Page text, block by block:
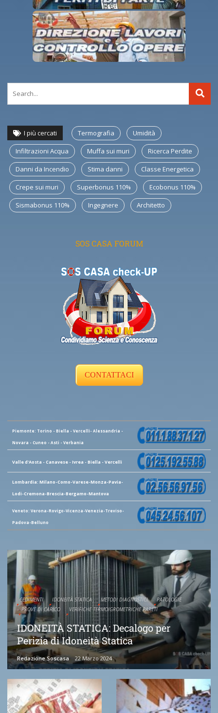
I più cercati Termografia Umidità
Infiltrazioni Acqua Muffa sui muri Ricerca Perdite
Danni da Incendio Stima danni Classe Energetica
Crepe sui muri Superbonus 110% Ecobonus 110%
Sismabonus 110% Ingegnere Architetto
SOS CASA FORUM
CONTATTACI
Piemonte: Torino - Biella - Vercelli- Alessandria -
Novara - Cuneo - Asti - Verbania
Valle d'Aosta - Canavese - Ivrea - Biella - Vercelli
Lombardia: Milano-Como-Varese-Monza-Pavia-
Lodi-Cremona-Brescia-Bergamo-Mantova
Veneto: Verona-Rovigo-Vicenza-Venezia-Treviso-
Padova-Belluno
CEDIMENTI IDONEITÀ STATICA METODI DIAGNOSTICI
PATOLOGIE
PROVE DI CARICO
VERIFICHE TERMOIGROMETRICHE PARETI
IDONEITÀ STATICA: Decalogo per
Perizia di Idoneità Statica
Redazione Soscasa 22 Marzo 2024